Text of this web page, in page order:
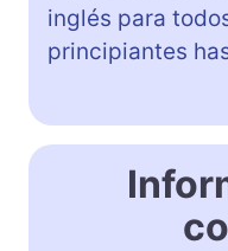
inglés para
principiantes